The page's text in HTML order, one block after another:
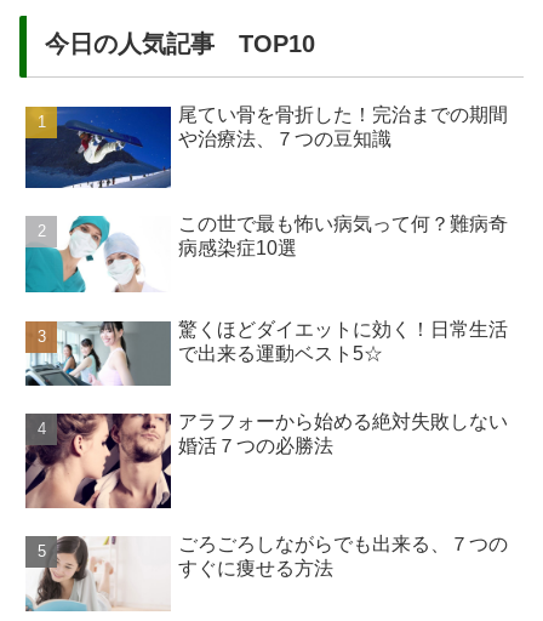
今日の人気記事 TOP10
尾てい骨を骨折した！完治までの期間
や治療法、７つの豆知識
この世で最も怖い病気って何？難病奇
病感染症10選
驚くほどダイエットに効く！日常生活
で出来る運動ベスト5☆
アラフォーから始める絶対失敗しない
婚活７つの必勝法
ごろごろしながらでも出来る、７つの
すぐに痩せる方法